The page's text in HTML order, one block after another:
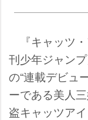
『キャッツ
刊少年ジャン
の“連載デビュ
ーである美人
盗キャッツア